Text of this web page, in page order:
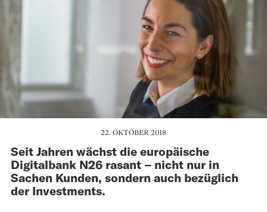
22. OKTOBER 2018
Seit Jahren wächst die europäische
Digitalbank N26 rasant – nicht nur in
Sachen Kunden, sondern auch bezüglich
der Investments.